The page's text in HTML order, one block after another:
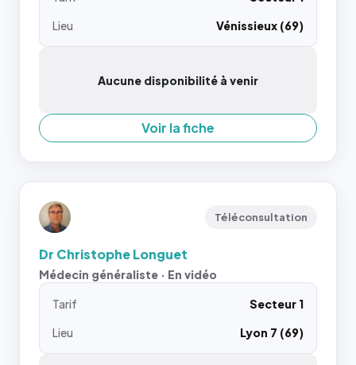
Lieu
Vénissieux (69)
Aucune disponibilité à venir
Voir la fiche
Téléconsultation
Dr Christophe Longuet
Médecin généraliste · En vidéo
Tarif
Secteur 1
Lieu
Lyon 7 (69)